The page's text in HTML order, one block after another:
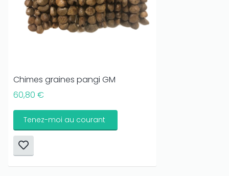
Chimes graines pangi GM
60,80 €
Tenez-moi au courant